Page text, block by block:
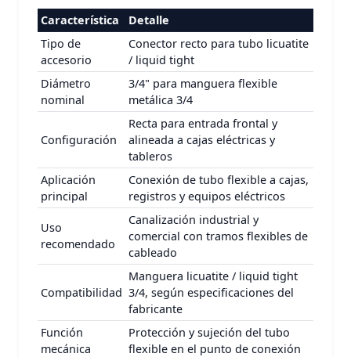
Característica
Detalle
Tipo de
accesorio
Conector recto para tubo licuatite
/ liquid tight
Diámetro
nominal
3/4" para manguera flexible
metálica 3/4
Configuración
Recta para entrada frontal y
alineada a cajas eléctricas y
tableros
Aplicación
principal
Conexión de tubo flexible a cajas,
registros y equipos eléctricos
Uso
recomendado
Canalización industrial y
comercial con tramos flexibles de
cableado
Compatibilidad
Manguera licuatite / liquid tight
3/4, según especificaciones del
fabricante
Función
mecánica
Protección y sujeción del tubo
flexible en el punto de conexión